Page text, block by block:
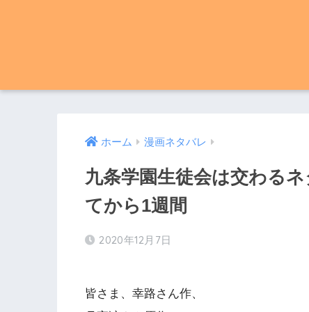
ホーム 漫画ネタバレ
九条学園生徒会は交わる
てから1週間
2020年12月7日
皆さま、幸路さん作、